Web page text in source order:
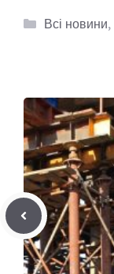
Категорії
Всі новини,